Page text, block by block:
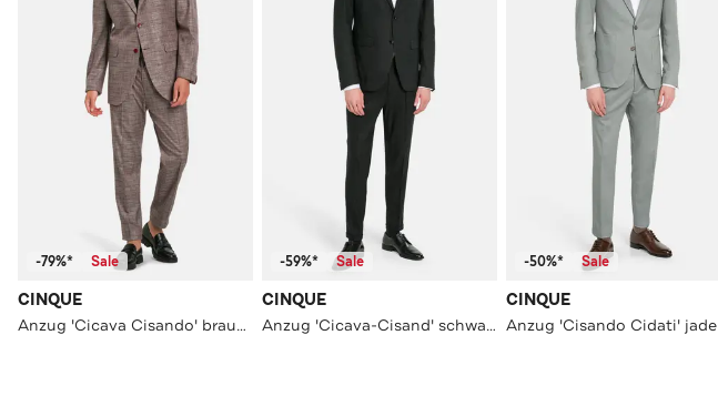
-79%* Sale
CINQUE
Anzug 'Cicava Cisando' braun gemustert
-59%* Sale
CINQUE
Anzug 'Cicava-Cisand' schwarz
-50%* Sale
CINQUE
Anzug 'Cisando Cidati' jade